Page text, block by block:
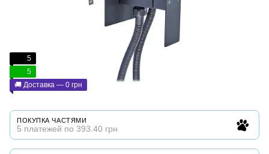
5
5
🚚 Доставка — 0 грн
ПОКУПКА ЧАСТЯМИ
5 платежей по 393.40 грн